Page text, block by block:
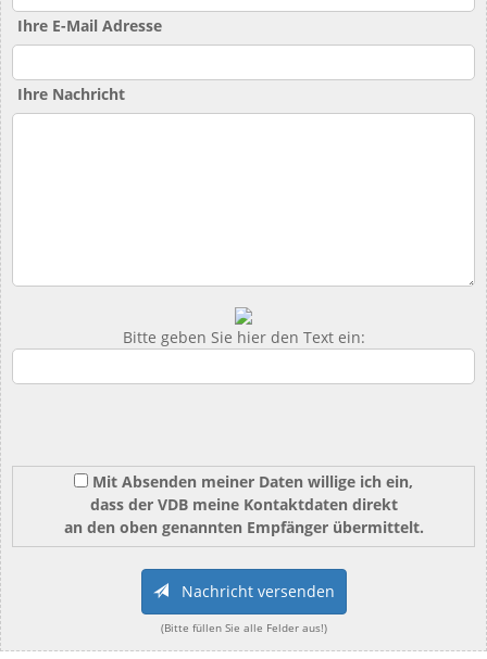
Ihre E-Mail Adresse
Ihre Nachricht
Bitte geben Sie hier den Text ein:
Mit Absenden meiner Daten willige ich ein,
dass der VDB meine Kontaktdaten direkt
an den oben genannten Empfänger übermittelt.
Nachricht versenden
(Bitte füllen Sie alle Felder aus!)